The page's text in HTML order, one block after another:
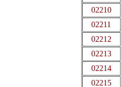
02210
02211
02212
02213
02214
02215